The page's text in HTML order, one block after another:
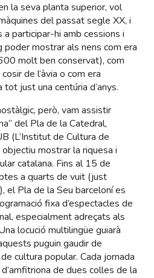
la seva planta superior, vol
del passat segle XX, i
a participar-hi amb cessions i
poder mostrar als nens com era
molt ben conservat), com
de l’àvia o com era
tot just una centúria d’anys.
però, vam assistir
del Pla de la Catedral,
(L’Institut de Cultura de
mostrar la riquesa i
catalana. Fins al 15 de
a quarts de vuit (just
el Pla de la Seu barceloní es
fixa d’espectacles de
especialment adreçats als
locució multilingüe guiarà
puguin gaudir de
cultura popular. Cada jornada
de dues colles de la